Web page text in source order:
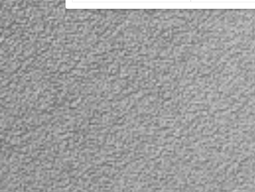
Представляем очередную
сумку-кейс для экшн
камер от компании
Smatree®, модель G360.
Кейс отличается от своих
предшественников
большими размерами (34
X 23,8 X 7,6 см), что
позволяет переносить в
ней 2 аквабокса и 2
камеры GoPro моделей:
Hero 5, HERO4, HERO3 +,
HERO3, HERO2, HERO1, а
также камеры других
производителей...
В
Покупая себе
GoPro, каждый
обязательно
задумывается
приобретении
для ее
хранения.
от Китайского
модели
представлена
цвете с синим
наполнителем
из легкого
который не
Для удобной
комплекте
карабин для
рюкзак и
переносить в
есть...